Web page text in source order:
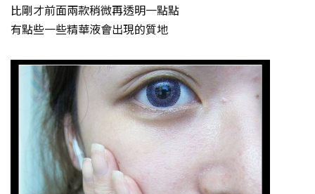
比剛才前面兩款稍微再透明一點點
有點些一些精華液會出現的質地